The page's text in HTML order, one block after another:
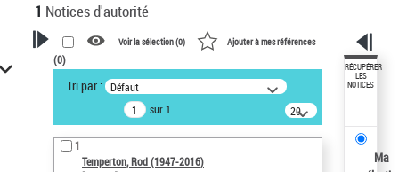
1 Notices d'autorité
VOTRE RECHERCHE
Recherche avancée dans les
notices d’autorité
Œuvres liées à l'auteur :
Temperton, Rod (1947-2016)
Voir la sélection (0) Ajouter à mes références
(0)
Tri par : Défaut
sur 1
20
résultats/page
1
Temperton, Rod (1947-2016)
RÉCUPÉRER
LES
NOTICES
Ma